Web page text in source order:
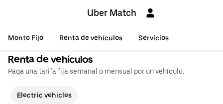
Uber Match
Monto Fijo Renta de vehículos Servicios
Renta de vehículos
Paga una tarifa fija semanal o mensual por un vehículo.
Electric vehicles